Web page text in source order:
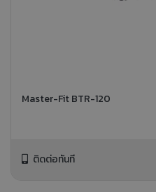
Master-Fit BTR-120
ติดต่อทันที